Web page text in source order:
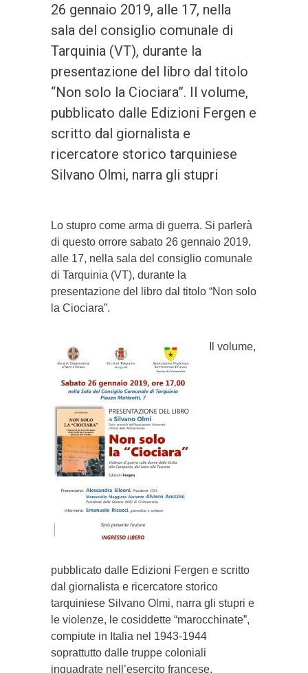
26 gennaio 2019, alle 17, nella
sala del consiglio comunale di
Tarquinia (VT), durante la
presentazione del libro dal titolo
“Non solo la Ciociara”. Il volume,
pubblicato dalle Edizioni Fergen e
scritto dal giornalista e
ricercatore storico tarquiniese
Silvano Olmi, narra gli stupri
Lo stupro come arma di guerra. Si parlerà
di questo orrore sabato 26 gennaio 2019,
alle 17, nella sala del consiglio comunale
di Tarquinia (VT), durante la
presentazione del libro dal titolo “Non solo
la Ciociara”.
Il volume,
pubblicato dalle Edizioni Fergen e scritto
dal giornalista e ricercatore storico
tarquiniese Silvano Olmi, narra gli stupri e
le violenze, le cosiddette “marocchinate”,
compiute in Italia nel 1943-1944
soprattutto dalle truppe coloniali
inquadrate nell’esercito francese.